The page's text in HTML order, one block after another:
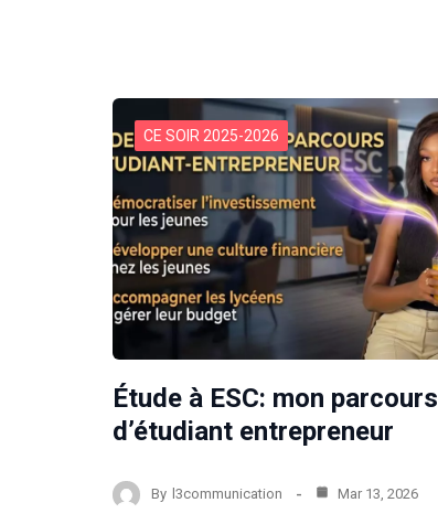
CE SOIR 2025-2026
Étude à ESC: mon parcours
d’étudiant entrepreneur
By l3communication Mar 13, 2026